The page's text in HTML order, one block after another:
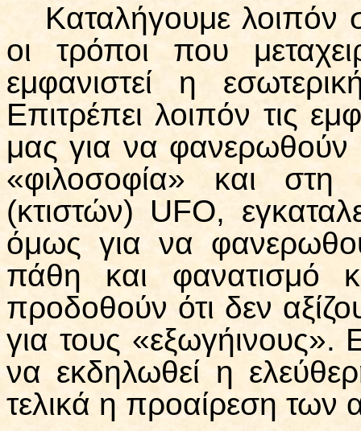
Καταλήγουμε λοιπόν
οι τρόποι που
εμφανιστεί η
Επιτρέπει λοιπόν τις
μας για να
«φιλοσοφία» και
(κτιστών) UFΟ,
όμως για να
πάθη και φανατισμό
προδοθούν ότι δεν
για τους «εξωγήινους».
να εκδηλωθεί η
τελικά η προαίρεση